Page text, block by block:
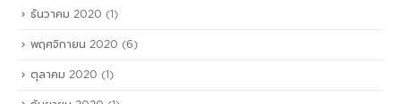
ธันวาคม 2020 (1)
พฤศจิกายน 2020 (6)
ตุลาคม 2020 (1)